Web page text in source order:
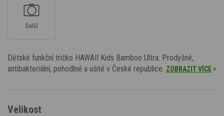
Další
Dětské funkční tričko HAWAII Kids Bamboo Ultra. Prodyšné,
antibakteriální, pohodlné a ušité v České republice. ZOBRAZIT VÍCE»
Velikost